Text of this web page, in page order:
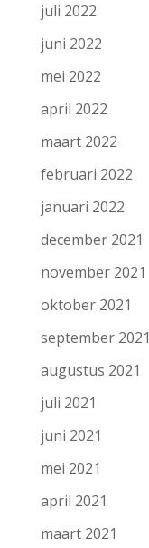
juli 2022
juni 2022
mei 2022
april 2022
maart 2022
februari 2022
januari 2022
december 2021
november 2021
oktober 2021
september 2021
augustus 2021
juli 2021
juni 2021
mei 2021
april 2021
maart 2021